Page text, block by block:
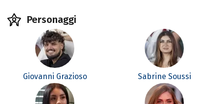
Personaggi
Giovanni Grazioso Sabrine Soussi